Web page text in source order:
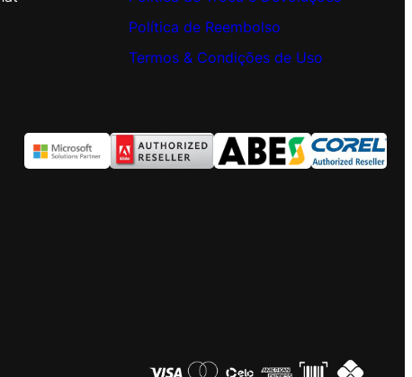
Política de Reembolso
Termos & Condições de Uso